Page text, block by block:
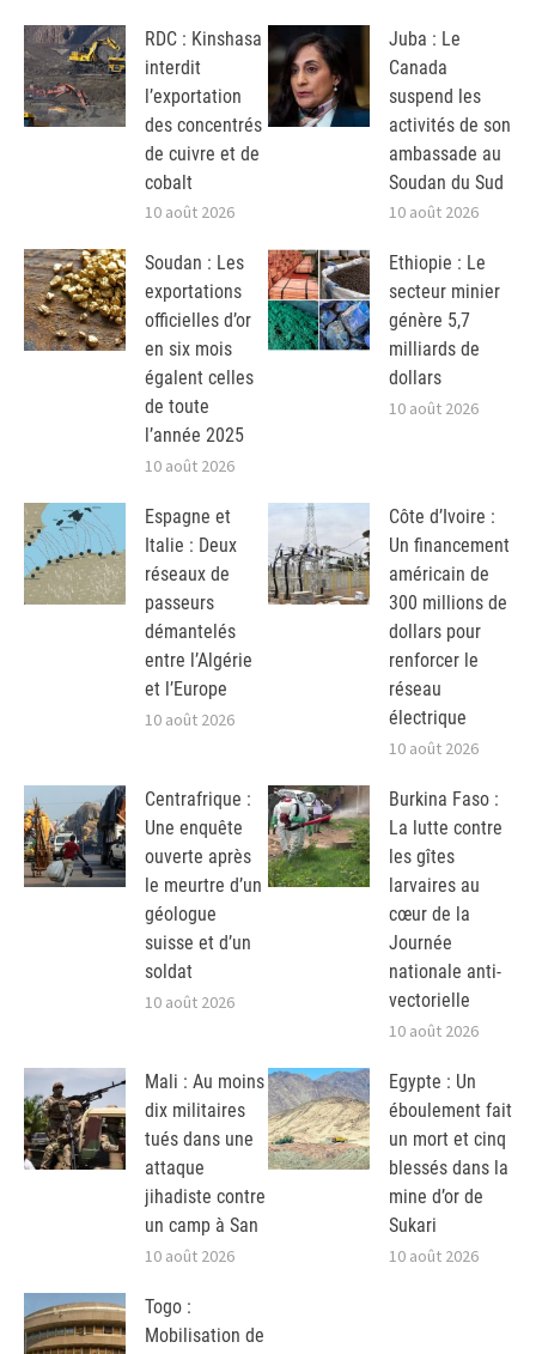
RDC : Kinshasa
interdit
l’exportation
des concentrés
de cuivre et de
cobalt
10 août 2026
Juba : Le
Canada
suspend les
activités de son
ambassade au
Soudan du Sud
10 août 2026
Soudan : Les
exportations
officielles d’or
en six mois
égalent celles
de toute
l’année 2025
10 août 2026
Ethiopie : Le
secteur minier
génère 5,7
milliards de
dollars
10 août 2026
Espagne et
Italie : Deux
réseaux de
passeurs
démantelés
entre l’Algérie
et l’Europe
10 août 2026
Côte d’Ivoire :
Un financement
américain de
300 millions de
dollars pour
renforcer le
réseau
électrique
10 août 2026
Centrafrique :
Une enquête
ouverte après
le meurtre d’un
géologue
suisse et d’un
soldat
10 août 2026
Burkina Faso :
La lutte contre
les gîtes
larvaires au
cœur de la
Journée
nationale anti-
vectorielle
10 août 2026
Mali : Au moins
dix militaires
tués dans une
attaque
jihadiste contre
un camp à San
10 août 2026
Egypte : Un
éboulement fait
un mort et cinq
blessés dans la
mine d’or de
Sukari
10 août 2026
Togo :
Mobilisation de